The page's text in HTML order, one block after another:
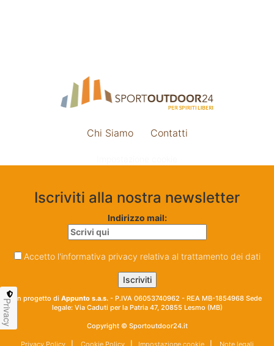
Chi Siamo Contatti
Iscriviti alla nostra newsletter
Indirizzo mail:
Accetto l'informativa privacy relativa al trattamento dei dati
Un progetto di Appunto s.a.s. - P.IVA 06053740962 - REA MB-1854968 Sede
legale: Via Caduti per la Patria 47, 20855 Lesmo (MB)
Copyright © Sportoutdoor24.it
Privacy Policy| Cookie Policy| Impostazione cookie| Note legali
Privacy